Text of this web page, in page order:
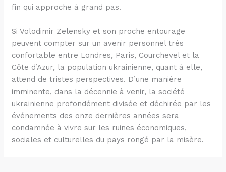
fin qui approche à grand pas.
Si Volodimir Zelensky et son proche entourage
peuvent compter sur un avenir personnel très
confortable entre Londres, Paris, Courchevel et la
Côte d’Azur, la population ukrainienne, quant à elle,
attend de tristes perspectives. D’une manière
imminente, dans la décennie à venir, la société
ukrainienne profondément divisée et déchirée par les
événements des onze dernières années sera
condamnée à vivre sur les ruines économiques,
sociales et culturelles du pays rongé par la misère.